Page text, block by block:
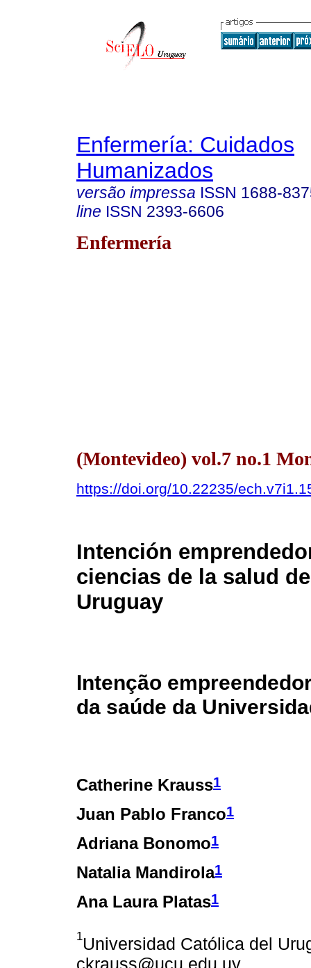
Enfermería: Cuidados
Humanizados
versão impressa ISSN 1688-
line ISSN 2393-6606
Enfermería
(Montevideo) vol.7 no.1
https://doi.org/10.22235/
Intención
ciencias de la salud
Uruguay
Intenção
da saúde da
Catherine Krauss1
Juan Pablo Franco1
Adriana Bonomo1
Natalia Mandirola1
Ana Laura Platas1
1Universidad Católica del
ckrauss@ucu.edu.uy